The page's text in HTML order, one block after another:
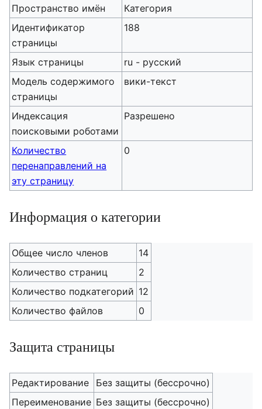
Пространство имён
Категория
Идентификатор
страницы
188
Язык страницы
ru - русский
Модель содержимого
страницы
вики-текст
Индексация
поисковыми роботами
Разрешено
Количество
перенаправлений на
эту страницу
0
Информация о категории
Общее число членов
14
Количество страниц
2
Количество подкатегорий 12
Количество файлов
0
Защита страницы
Редактирование
Без защиты (бессрочно)
Переименование Без защиты (бессрочно)